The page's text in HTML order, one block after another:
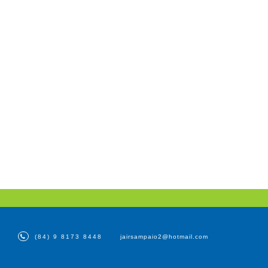
(84) 9 8173 8448 jairsampaio2@hotmail.com